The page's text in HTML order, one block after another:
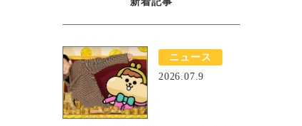
ニュース
2026.07.9